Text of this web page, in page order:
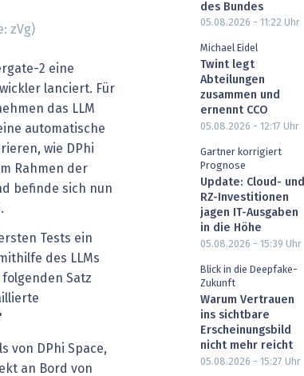
zVg)
2 eine
lanciert. Für
das LLM
automatische
wie DPhi
Rahmen der
befinde sich nun
Tests ein
des LLMs
Satz
von DPhi Space,
an Bord von
des Bundes
05.08.2026 - 11:22 Uhr
Michael Eidel
Twint legt
Abteilungen
zusammen und
ernennt CCO
05.08.2026 - 12:17 Uhr
Gartner korrigiert
Prognose
Update: Cloud- und
RZ-Investitionen
jagen IT-Ausgaben
in die Höhe
05.08.2026 - 15:39 Uhr
Blick in die Deepfake-
Zukunft
Warum Vertrauen
ins sichtbare
Erscheinungsbild
nicht mehr reicht
05.08.2026 - 15:27 Uhr